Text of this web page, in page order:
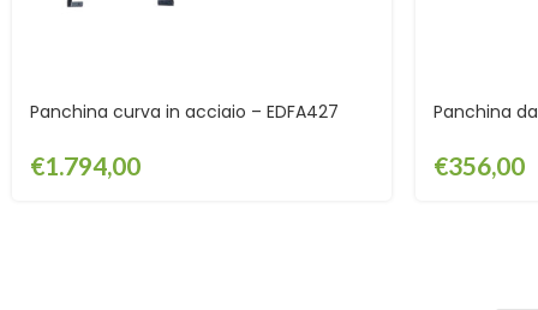
Panchina curva in acciaio – EDFA427
€1.794,00
Panchina
€356,00